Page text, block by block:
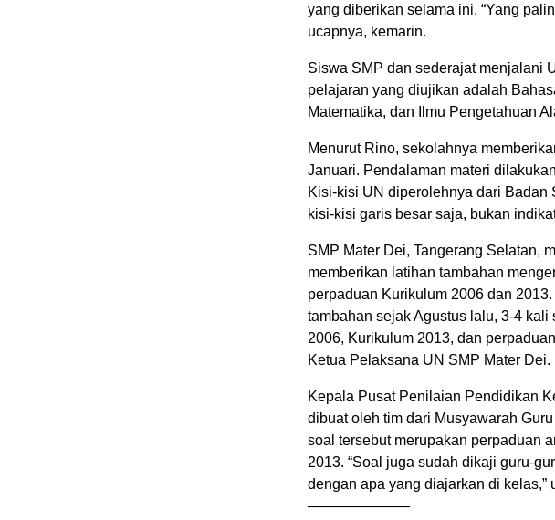
yang diberikan selama ini. “Yang
ucapnya, kemarin.
Siswa SMP dan sederajat menjalani
pelajaran yang diujikan adalah
Matematika, dan Ilmu Pengetahuan
Menurut Rino, sekolahnya
Januari. Pendalaman materi
Kisi-kisi UN diperolehnya dari Badan
kisi-kisi garis besar saja, bukan
SMP Mater Dei, Tangerang Selatan,
memberikan latihan tambahan
perpaduan Kurikulum 2006 dan
tambahan sejak Agustus lalu, 3-4
2006, Kurikulum 2013, dan
Ketua Pelaksana UN SMP Mater Dei.
Kepala Pusat Penilaian Pendidikan
dibuat oleh tim dari Musyawarah
soal tersebut merupakan perpaduan
2013. “Soal juga sudah dikaji guru-
dengan apa yang diajarkan di kelas,”
———————